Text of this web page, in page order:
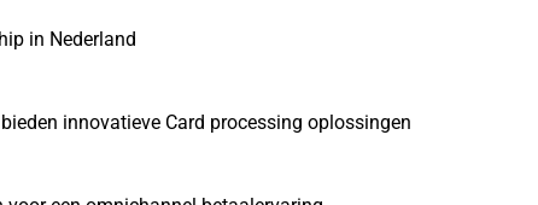
in Nederland
innovatieve Card processing oplossingen